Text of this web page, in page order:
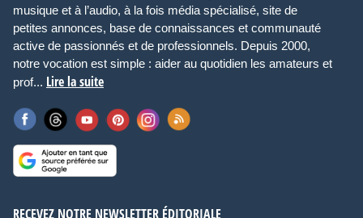
musique et à l’audio, à la fois média spécialisé, site de
petites annonces, base de connaissances et communauté
active de passionnés et de professionnels. Depuis 2000,
notre vocation est simple : aider au quotidien les amateurs et
prof... Lire la suite
RECEVEZ NOTRE NEWSLETTER ÉDITORIALE